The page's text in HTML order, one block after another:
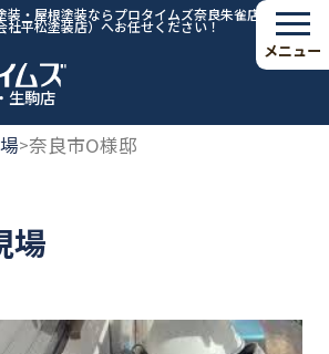
装・屋根塗装ならプロタイムズ奈良朱雀店・生駒
社平松塗装店）へお任せください！
生駒店
メニュー
>奈良市O様邸
場